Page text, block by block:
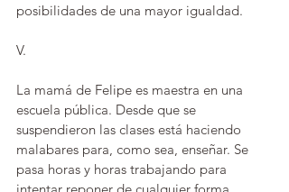
posibilidades de una mayor igualdad.
V.
La mamá de Felipe es maestra en una
escuela pública. Desde que se
suspendieron las clases está haciendo
malabares para, como sea, enseñar. Se
pasa horas y horas trabajando para